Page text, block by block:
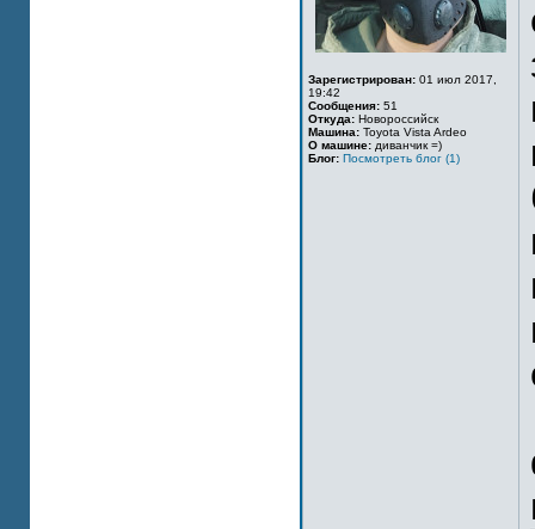
Зарегистрирован: 01 июл 2017,
19:42
Сообщения: 51
Откуда: Новороссийск
Машина: Toyota Vista Ardeo
О машине: диванчик =)
Блог: Посмотреть блог (1)